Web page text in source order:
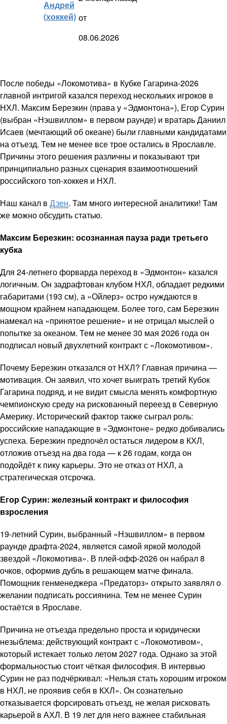
Андрей
(хоккей) от
08.06.2026
После победы «Локомотива» в Кубке Гагарина-2026
главной интригой казался переход нескольких игроков в
НХЛ. Максим Березкин (права у «Эдмонтона»), Егор Сурин
(выбран «Нэшвиллом» в первом раунде) и вратарь Даниил
Исаев (мечтающий об океане) были главными кандидатами
на отъезд. Тем не менее все трое остались в Ярославле.
Причины этого решения различны и показывают три
принципиально разных сценария взаимоотношений
российского топ-хоккея и НХЛ.
Наш канал в Дзен. Там много интересной аналитики! Там
же можно обсудить статью.
Максим Березкин: осознанная пауза ради третьего
кубка
Для 24-летнего форварда переход в «Эдмонтон» казался
логичным. Он задрафтован клубом НХЛ, обладает редкими
габаритами (193 см), а «Ойлерз» остро нуждаются в
мощном крайнем нападающем. Более того, сам Березкин
намекал на «принятое решение» и не отрицал мыслей о
попытке за океаном. Тем не менее 30 мая 2026 года он
подписал новый двухлетний контракт с «Локомотивом».
Почему Березкин отказался от НХЛ? Главная причина —
мотивация. Он заявил, что хочет выиграть третий Кубок
Гагарина подряд, и не видит смысла менять комфортную
чемпионскую среду на рискованный переезд в Северную
Америку. Исторический фактор также сыграл роль:
российские нападающие в «Эдмонтоне» редко добивались
успеха. Березкин предпочёл остаться лидером в КХЛ,
отложив отъезд на два года — к 26 годам, когда он
подойдёт к пику карьеры. Это не отказ от НХЛ, а
стратегическая отсрочка.
Егор Сурин: железный контракт и философия
взросления
19-летний Сурин, выбранный «Нэшвиллом» в первом
раунде драфта-2024, является самой яркой молодой
звездой «Локомотива». В плей-офф-2026 он набрал 8
очков, оформив дубль в решающем матче финала.
Помощник генменеджера «Предаторз» открыто заявлял о
желании подписать россиянина. Тем не менее Сурин
остаётся в Ярославе.
Причина не отъезда предельно проста и юридически
незыблема: действующий контракт с «Локомотивом»,
который истекает только летом 2027 года. Однако за этой
формальностью стоит чёткая философия. В интервью
Сурин не раз подчёркивал: «Нельзя стать хорошим игроком
в НХЛ, не проявив себя в КХЛ». Он сознательно
отказывается форсировать отъезд, не желая рисковать
карьерой в АХЛ. В 19 лет для него важнее стабильная